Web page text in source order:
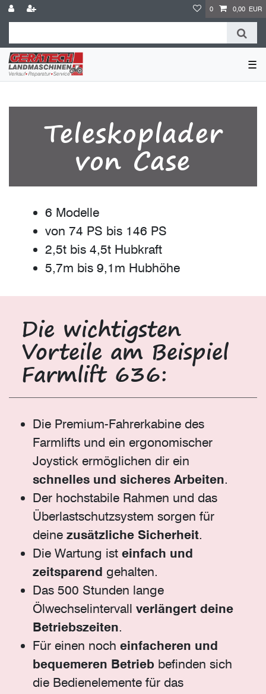
0 0,00 EUR
☰
Teleskoplader
von Case
6 Modelle
von 74 PS bis 146 PS
2,5t bis 4,5t Hubkraft
5,7m bis 9,1m Hubhöhe
Die wichtigsten
Vorteile am Beispiel
Farmlift 636:
Die Premium-Fahrerkabine des
Farmlifts und ein ergonomischer
Joystick ermöglichen dir ein
schnelles und sicheres Arbeiten.
Der hochstabile Rahmen und das
Überlastschutzsystem sorgen für
deine zusätzliche Sicherheit.
Die Wartung ist einfach und
zeitsparend gehalten.
Das 500 Stunden lange
Ölwechselintervall verlängert deine
Betriebszeiten.
Für einen noch einfacheren und
bequemeren Betrieb befinden sich
die Bedienelemente für das